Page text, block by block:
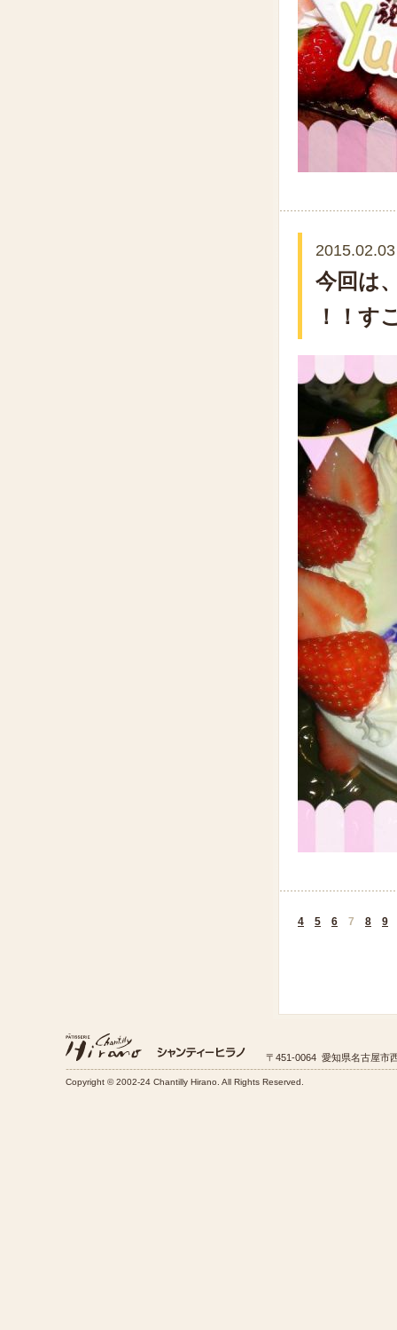
2015.02.03
今回は
！！す
4 5 6 7 8 9
〒451-0064 愛知県名古屋市
Copyright © 2002-24 Chantilly Hirano. All Rights Reserved.